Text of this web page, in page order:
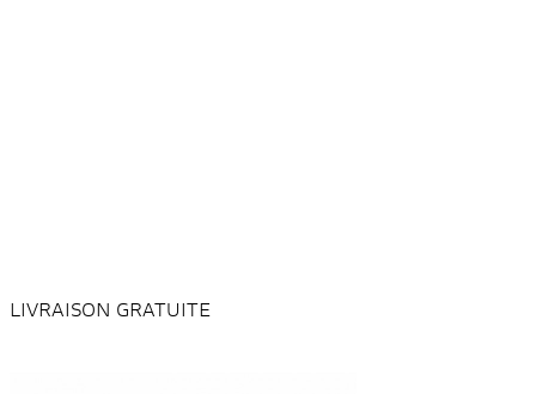
LIVRAISON GRATUITE